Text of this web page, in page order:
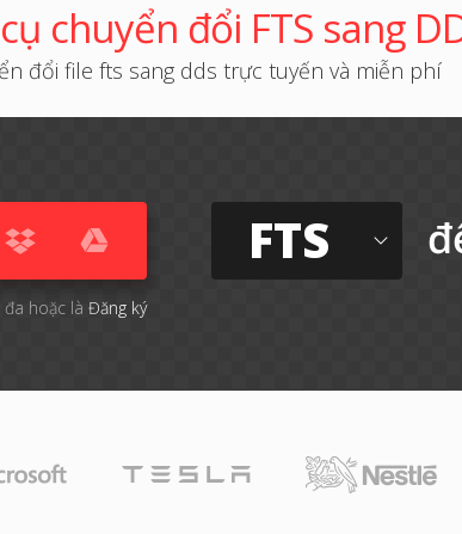
chuyển đổi FTS sang
đổi file fts sang dds trực tuyến và miễn phí
hoặc là Đăng ký
FTS